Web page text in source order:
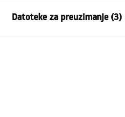
Način montaže
Zidna
Boja
Crn
Datoteke za preuzimanje (3)